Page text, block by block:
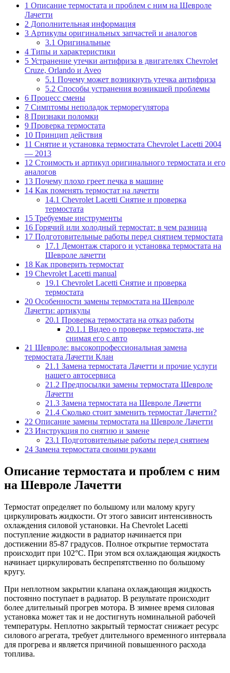
1 Описание термостата и проблем с ним на Шевроле
Лачетти
2 Дополнительная информация
3 Артикулы оригинальных запчастей и аналогов
3.1 Оригинальные
4 Типы и характеристики
5 Устранение утечки антифриза в двигателях Chevrolet
Cruze, Orlando и Aveo
5.1 Почему может возникнуть утечка антифриза
5.2 Способы устранения возникшей проблемы
6 Процесс смены
7 Симптомы неполадок терморегулятора
8 Признаки поломки
9 Проверка термостата
10 Принцип действия
11 Снятие и установка термостата Chevrolet Lacetti 2004
— 2013
12 Стоимость и артикул оригинального термостата и его
аналогов
13 Почему плохо греет печка в машине
14 Как поменять термостат на лачетти
14.1 Chevrolet Lacetti Снятие и проверка
термостата
15 Требуемые инструменты
16 Горячий или холодный термостат: в чем разница
17 Подготовительные работы перед снятием термостата
17.1 Демонтаж старого и установка термостата на
Шевроле лачетти
18 Как проверить термостат
19 Chevrolet Lacetti manual
19.1 Chevrolet Lacetti Снятие и проверка
термостата
20 Особенности замены термостата на Шевроле
Лачетти: артикулы
20.1 Проверка термостата на отказ работы
20.1.1 Видео о проверке термостата, не
снимая его с авто
21 Шевроле: высокопрофессиональная замена
термостата Лачетти Клан
21.1 Замена термостата Лачетти и прочие услуги
нашего автосервиса
21.2 Предпосылки замены термостата Шевроле
Лачетти
21.3 Замена термостата на Шевроле Лачетти
21.4 Сколько стоит заменить термостат Лачетти?
22 Описание замены термостата на Шевроле Лачетти
23 Инструкция по снятию и замене
23.1 Подготовительные работы перед снятием
24 Замена термостата своими руками
Описание термостата и проблем с ним
на Шевроле Лачетти
Термостат определяет по большому или малому кругу
циркулировать жидкости. От этого зависит интенсивность
охлаждения силовой установки. На Chevrolet Lacetti
поступление жидкости в радиатор начинается при
достижении 85-87 градусов. Полное открытие термостата
происходит при 102°С. При этом вся охлаждающая жидкость
начинает циркулировать беспрепятственно по большому
кругу.
При неплотном закрытии клапана охлаждающая жидкость
постоянно поступает в радиатор. В результате происходит
более длительный прогрев мотора. В зимнее время силовая
установка может так и не достигнуть номинальной рабочей
температуры. Неплотно закрытый термостат снижает ресурс
силового агрегата, требует длительного временного интервала
для прогрева и является причиной повышенного расхода
топлива.